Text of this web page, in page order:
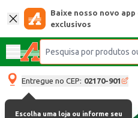
Baixe nosso novo
exclusivos
Entregue no CEP: 02170-901
Escolha uma loja ou informe seu